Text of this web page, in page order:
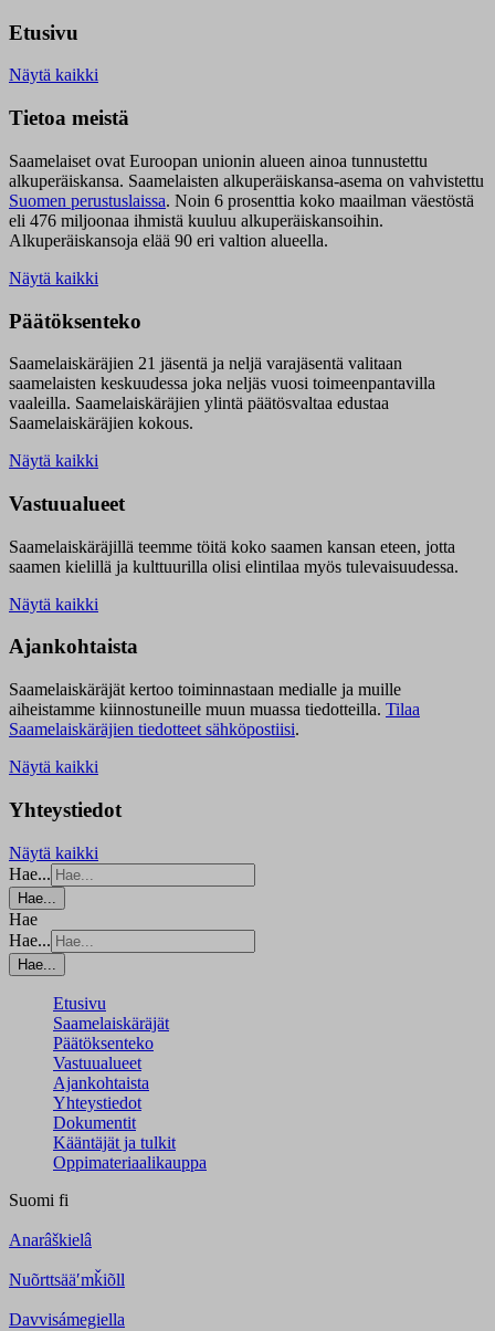
Etusivu
Näytä kaikki
Tietoa meistä
Saamelaiset ovat Euroopan unionin alueen ainoa tunnustettu
alkuperäiskansa. Saamelaisten alkuperäiskansa-asema on vahvistettu
Suomen perustuslaissa. Noin 6 prosenttia koko maailman väestöstä
eli 476 miljoonaa ihmistä kuuluu alkuperäiskansoihin.
Alkuperäiskansoja elää 90 eri valtion alueella.
Näytä kaikki
Päätöksenteko
Saamelaiskäräjien 21 jäsentä ja neljä varajäsentä valitaan
saamelaisten keskuudessa joka neljäs vuosi toimeenpantavilla
vaaleilla. Saamelaiskäräjien ylintä päätösvaltaa edustaa
Saamelaiskäräjien kokous.
Näytä kaikki
Vastuualueet
Saamelaiskäräjillä teemme töitä koko saamen kansan eteen, jotta
saamen kielillä ja kulttuurilla olisi elintilaa myös tulevaisuudessa.
Näytä kaikki
Ajankohtaista
Saamelaiskäräjät kertoo toiminnastaan medialle ja muille
aiheistamme kiinnostuneille muun muassa tiedotteilla. Tilaa
Saamelaiskäräjien tiedotteet sähköpostiisi.
Näytä kaikki
Yhteystiedot
Näytä kaikki
Hae...
Hae...
Hae
Hae...
Hae...
Etusivu
Saamelaiskäräjät
Päätöksenteko
Vastuualueet
Ajankohtaista
Yhteystiedot
Dokumentit
Kääntäjät ja tulkit
Oppimateriaalikauppa
Suomi fi
Anarâškielâ
Nuõrttsääʹmǩiõll
Davvisámegiella